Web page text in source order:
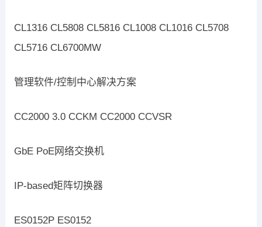
CL1316 CL5808 CL5816 CL1008 CL1016 CL5708
CL5716 CL6700MW
管理软件/控制中心解决方案
CC2000 3.0 CCKM CC2000 CCVSR
GbE PoE网络交换机
IP-based矩阵切换器
ES0152P ES0152